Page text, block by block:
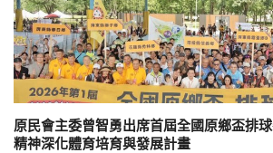
原民會主委曾智勇出席首屆全國原鄉盃排
精神深化體育培育與發展計畫